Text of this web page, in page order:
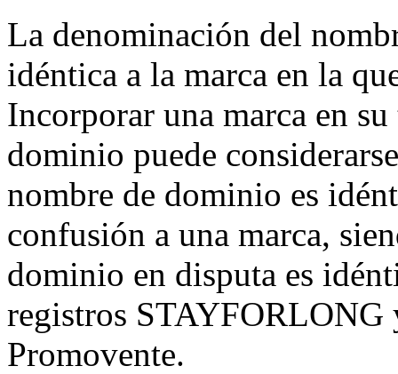
La denominación del
idéntica a la marca en la
Incorporar una marca en
dominio puede
nombre de dominio es
confusión a una marca,
dominio en disputa es
registros
Promovente.